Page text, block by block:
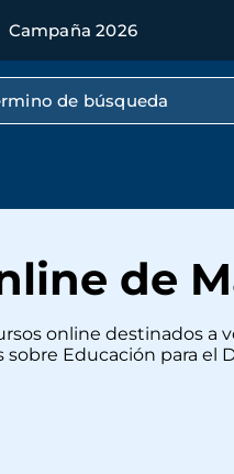
Campaña 2026
texto completo
de
online destinados a
Educación para el